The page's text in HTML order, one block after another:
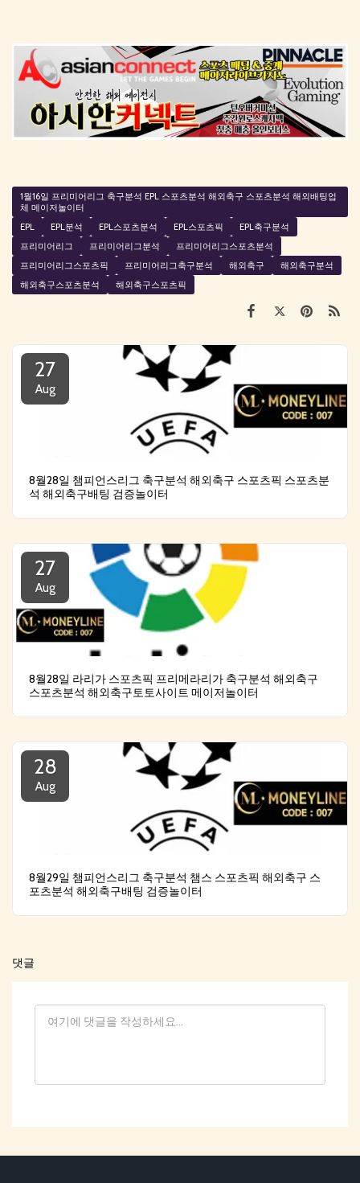
1월16일 프리미어리그 축구분석 EPL 스포츠분석 해외축구 스포츠분석 해외배팅업
체 메이저놀이터
EPL
EPL분석 EPL스포츠분석 EPL스포츠픽
EPL축구분석
프리미어리그
프리미어리그분석
프리미어리그스포츠분석
프리미어리그스포츠픽
프리미어리그축구분석 해외축구
해외축구분석
해외축구스포츠분석
해외축구스포츠픽
27
Aug
8월28일 챔피언스리그 축구분석 해외축구 스포츠픽 스포츠분
석 해외축구배팅 검증놀이터
27
Aug
8월28일 라리가 스포츠픽 프리메라리가 축구분석 해외축구
스포츠분석 해외축구토토사이트 메이저놀이터
28
Aug
8월29일 챔피언스리그 축구분석 챔스 스포츠픽 해외축구 스
포츠분석 해외축구배팅 검증놀이터
댓글